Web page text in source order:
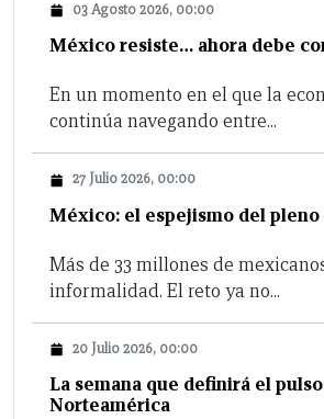
03 Agosto 2026, 00:00
México resiste… ahora debe
En un momento en el que la
continúa navegando entre...
27 Julio 2026, 00:00
México: el espejismo del
Más de 33 millones de
informalidad. El reto ya no...
20 Julio 2026, 00:00
La semana que definirá el
Norteamérica